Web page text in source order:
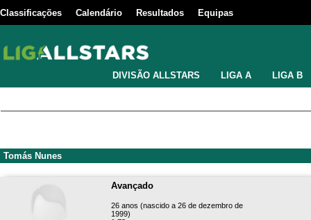
Classificações Calendário Resultados Equipas
DIVISÃO ALLSTARS LIGA A LIGA B
Tomás Nunes
Avançado
26 anos (nascido a 26 de dezembro de
1999)